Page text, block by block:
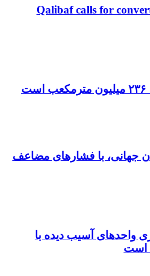
Qalibaf calls for
جهانی، با فشارهای مضاعف
واحدهای آسیب دیده با
است